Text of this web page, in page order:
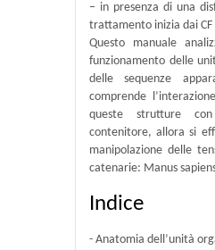
– in presenza di una
trattamento inizia dai
Questo manuale
funzionamento delle
delle sequenze
comprende
queste strutture
contenitore, allora si
manipolazione delle
catenarie: Manus
Indice
- Anatomia dell’unità